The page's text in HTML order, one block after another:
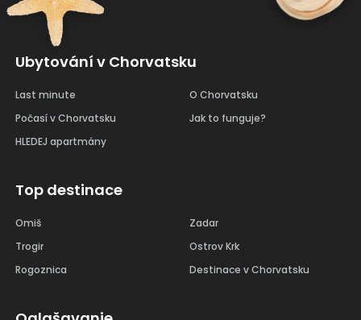
Ubytování v Chorvatsku
Last minute
Počasí v Chorvatsku
HLEDEJ apartmány
O Chorvatsku
Jak to funguje?
Top destinace
Omiš
Trogir
Rogoznica
Zadar
Ostrov Krk
Destinace v Chorvatsku